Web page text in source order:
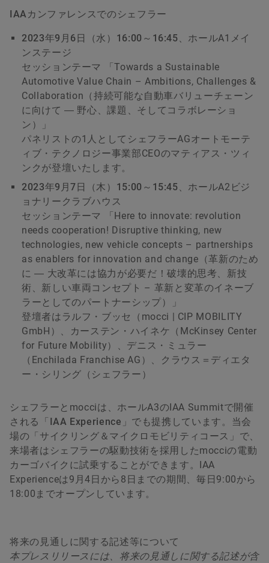
IAAカンファレンスでのシェフラー
2023年9 月 6 日（水） 16:00 ～ 16:45、ホールA1メイ
ンステージ
セッションテーマ 「Towards a Sustainable
Automotive Value Chain – Ambitions, Challenges &
Collaboration（持続可能な自動車バリューチェーン
に向けて ― 野心、課題、そしてコラボレーショ
ン）」
パネリストの1人としてシェフラーAGオートモーテ
ィブ・テクノロジー事業部CEOのマティアス・ツィ
ンクが登壇いたします。
2023年9 月7 日（木） 15:00 ～ 15:45、ホールA2ビジ
ョナリークラブハウス
セッションテーマ 「Here to innovate: revolution
needs cooperation! Disruptive thinking, new
technologies, new vehicle concepts – partnerships
as enablers for innovation and change（革新のため
に ― 大改革には協力が必要だ！破壊的思考、新技
術、新しい車両コンセプト – 革新と変革のイネーブ
ラーとしてのパートナーシップ）」
登壇者はラルフ・ブッセ（mocci | CIP MOBILITY
GmbH）、カーステン・ハイネケ（McKinsey Center
for Future Mobility）、デニス・ミュラー
（Enchilada Franchise AG）、クラウス＝ディエタ
ー・シリング（シェフラー）
シェフラーとmocciは、ホールA3のIAA Summitで開催
される「
IAA Experience 」でも提携しています。当会
場の「サイクリング＆マイクロモビリティコース」で、
来場者はシェフラーの駆動技術を採用したmocciの電動
カーゴバイクに試乗することができます。IAA
Experienceは9月4日から8日までの期間、毎日9:00から
18:00までオープンしています。
将来の見通しに関する記述等について
本プレスリリースには、将来の見通しに関する記述が含